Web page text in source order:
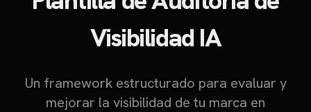
Visibilidad IA
Un framework estructurado para evaluar y
mejorar la visibilidad de tu marca en